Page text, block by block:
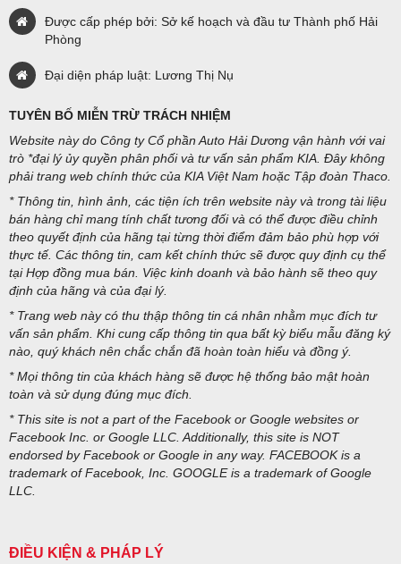
Được cấp phép bởi: Sở kế hoạch và đầu tư Thành phố Hải
Phòng
Đại diện pháp luật: Lương Thị Nụ
TUYÊN BỐ MIỄN TRỪ TRÁCH NHIỆM
Website này do Công ty Cổ phần Auto Hải Dương vận hành với vai
trò *đại lý ủy quyền phân phối và tư vấn sản phẩm KIA. Đây không
phải trang web chính thức của KIA Việt Nam hoặc Tập đoàn Thaco.
* Thông tin, hình ảnh, các tiện ích trên website này và trong tài liệu
bán hàng chỉ mang tính chất tương đối và có thể được điều chỉnh
theo quyết định của hãng tại từng thời điểm đảm bảo phù hợp với
thực tế. Các thông tin, cam kết chính thức sẽ được quy định cụ thể
tại Hợp đồng mua bán. Việc kinh doanh và bảo hành sẽ theo quy
định của hãng và của đại lý.
* Trang web này có thu thập thông tin cá nhân nhằm mục đích tư
vấn sản phẩm. Khi cung cấp thông tin qua bất kỳ biểu mẫu đăng ký
nào, quý khách nên chắc chắn đã hoàn toàn hiểu và đồng ý.
* Mọi thông tin của khách hàng sẽ được hệ thống bảo mật hoàn
toàn và sử dụng đúng mục đích.
* This site is not a part of the Facebook or Google websites or
Facebook Inc. or Google LLC. Additionally, this site is NOT
endorsed by Facebook or Google in any way. FACEBOOK is a
trademark of Facebook, Inc. GOOGLE is a trademark of Google
LLC.
ĐIỀU KIỆN & PHÁP LÝ